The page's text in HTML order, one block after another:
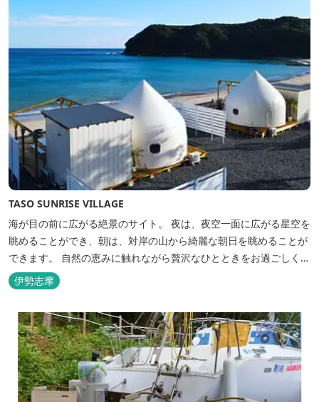
TASO SUNRISE VILLAGE
海が目の前に広がる絶景のサイト。 夜は、夜空一面に広がる星空を
眺めることができ、朝は、対岸の山から綺麗な朝日を眺めることが
できます。 自然の恵みに触れながら贅沢なひとときをお過ごしくだ
さい。 ウッドテラスでのバーベキューを楽しむこともでき、BBQ
初心者でも安心のガスBBQ台をご用意しております。 また、海岸
を散策しながら海風を感じるのもよし、インスタントハウス内でリ
ラックスする...
伊勢志摩